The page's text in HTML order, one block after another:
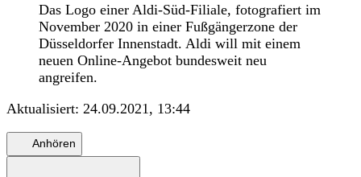
Das Logo einer Aldi-Süd-Filiale, fotografiert im
November 2020 in einer Fußgängerzone der
Düsseldorfer Innenstadt. Aldi will mit einem
neuen Online-Angebot bundesweit neu
angreifen.
Aktualisiert: 24.09.2021, 13:44
Anhören